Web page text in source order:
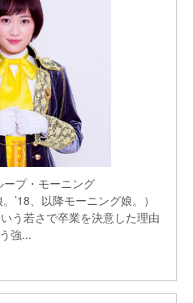
プ・モーニング
’18、以降モーニング娘。）
う若さで卒業を決意した理由
強...